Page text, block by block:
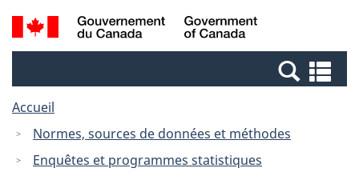
Passer
au
Passer
à
Canada
Recherche
et
et
Accueil
Normes, sources de données et méthodes
Enquêtes et programmes statistiques